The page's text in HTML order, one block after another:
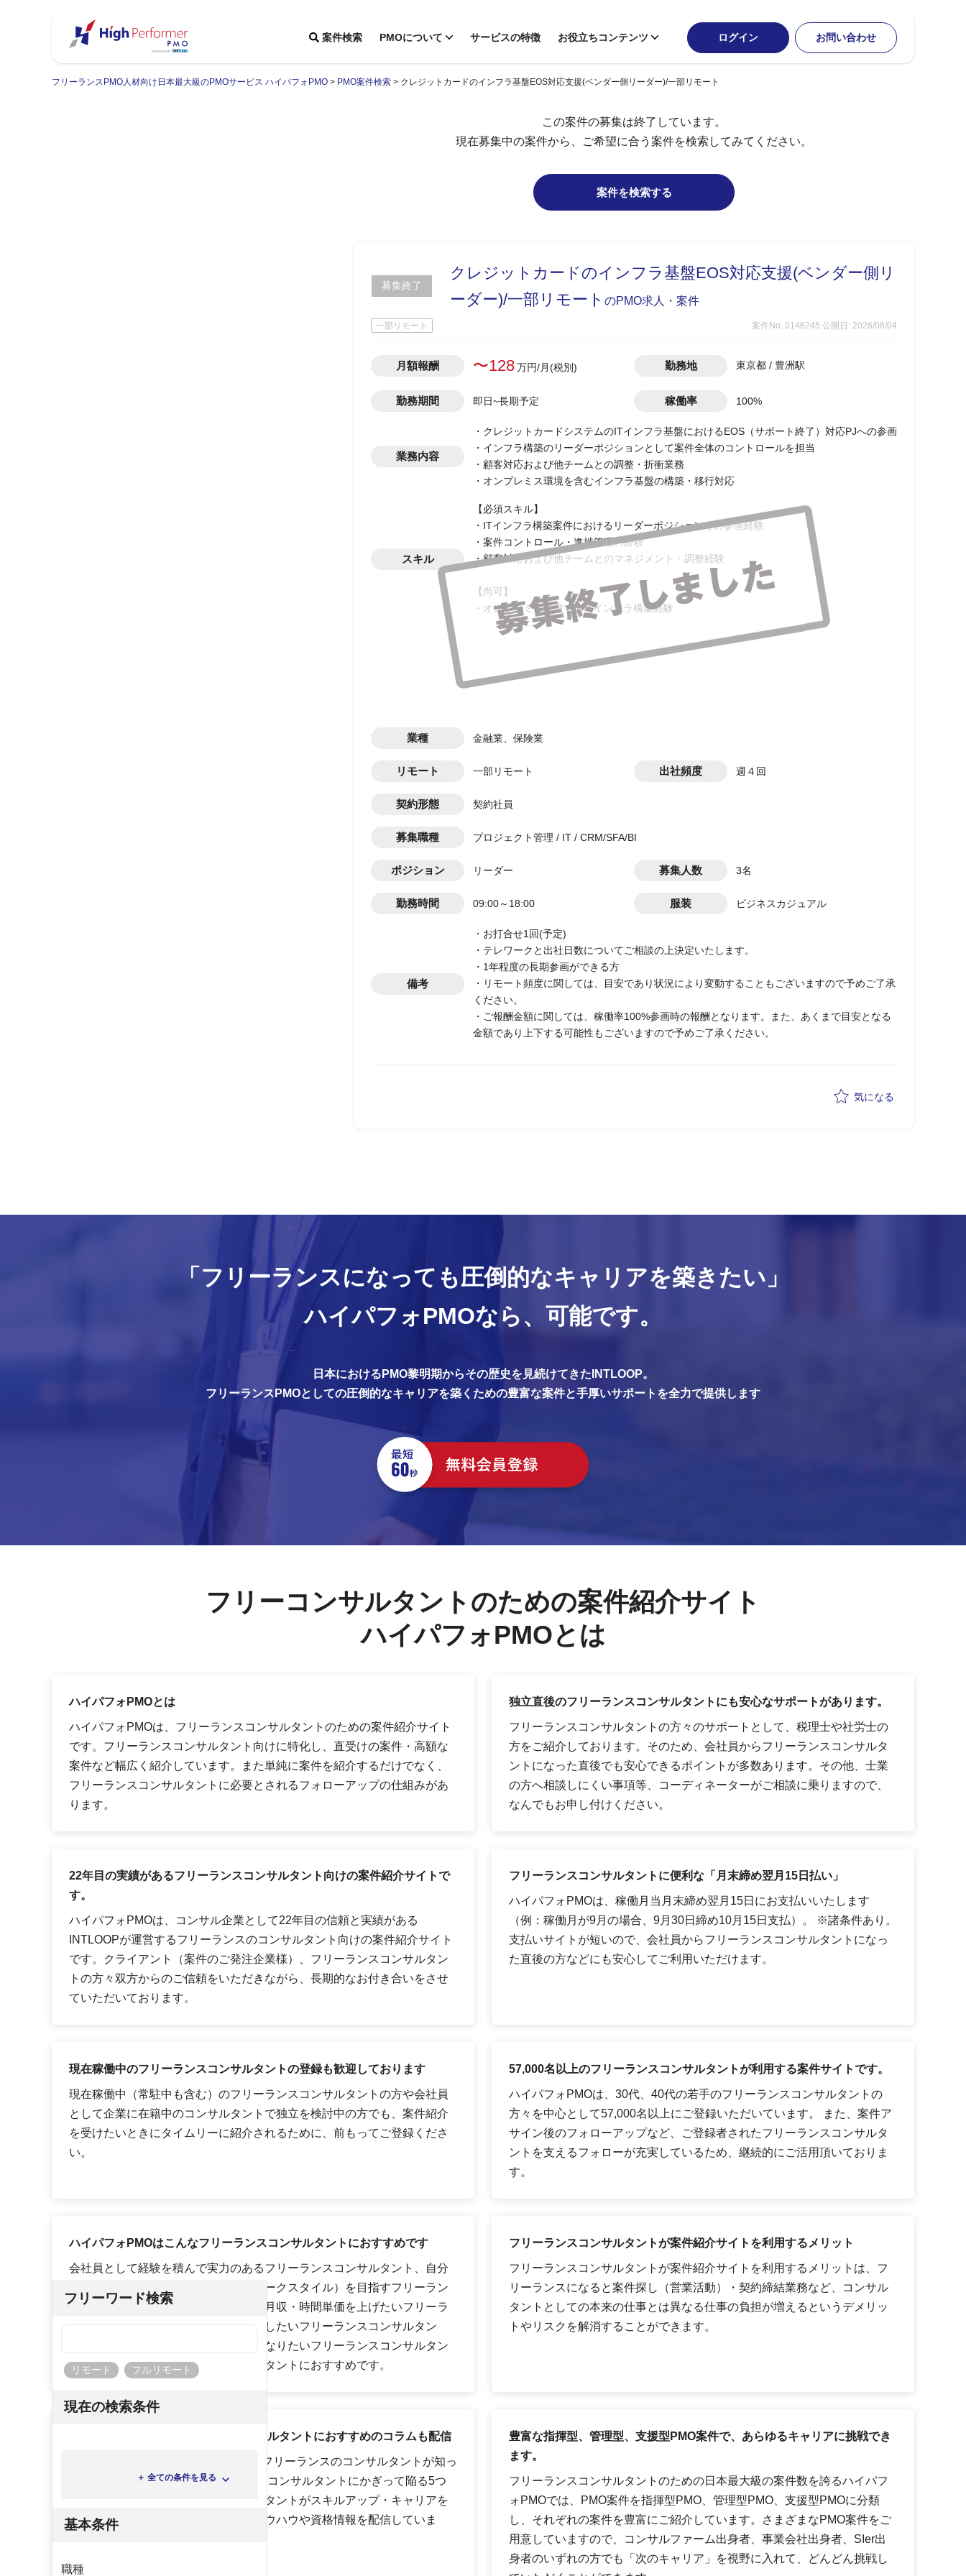
案件検索 PMOについて サービスの特徴 お役立ちコンテンツ ログイン お問い合わせ
フリーランスPMO人材向け日本最大級のPMOサービス ハイパフォPMO > PMO案件検索 > クレジットカードのインフラ基盤EOS対応支援(ベンダー側リーダー)/一部リモート
フリーワード検索
リモート フルリモート
現在の検索条件
＋ 全ての条件を見る
基本条件
職種
この案件の募集は終了しています。
現在募集中の案件から、ご希望に合う案件を検索してみてください。
案件を検索する
募集終了
クレジットカードのインフラ基盤EOS対応支援(ベンダー側リ
ーダー)/一部リモート のPMO求人・案件
一部リモート 案件No. 0146245 公開日: 2026/06/04
月額報酬 〜128万円/月(税別) 勤務地 東京都 / 豊洲駅
勤務期間 即日~長期予定 稼働率 100%
業務内容
・クレジットカードシステムのITインフラ基盤におけるEOS（サポート終了）対応PJへの参画
・インフラ構築のリーダーポジションとして案件全体のコントロールを担当
・顧客対応および他チームとの調整・折衝業務
・オンプレミス環境を含むインフラ基盤の構築・移行対応
スキル
【必須スキル】
・ITインフラ構築案件におけるリーダーポジションでの参画経験
・案件コントロール・進捗管理の経験
・顧客対応および他チームとのマネジメント・調整経験
【尚可】
・オンプレミス環境でのITインフラ構築経験
業種 金融業、保険業
リモート 一部リモート 出社頻度 週４回
契約形態 契約社員
募集職種 プロジェクト管理 / IT / CRM/SFA/BI
ポジション リーダー 募集人数 3名
勤務時間 09:00～18:00 服装 ビジネスカジュアル
備考
・お打合せ1回(予定)
・テレワークと出社日数についてご相談の上決定いたします。
・1年程度の長期参画ができる方
・リモート頻度に関しては、目安であり状況により変動することもございますので予めご了承
ください。
・ご報酬金額に関しては、稼働率100%参画時の報酬となります。また、あくまで目安となる
金額であり上下する可能性もございますので予めご了承ください。
気になる
「フリーランスになっても圧倒的なキャリアを築きたい」
ハイパフォPMOなら、 可能です。
日本におけるPMO黎明期からその歴史を見続けてきたINTLOOP。
フリーランスPMOとしての圧倒的なキャリアを築くための豊富な案件と手厚いサポートを全力で提供します
フリーコンサルタントのための案件紹介サイト
ハイパフォPMOとは
ハイパフォPMOとは
ハイパフォPMOは、フリーランスコンサルタントのための案件紹介サイト
です。フリーランスコンサルタント向けに特化し、直受けの案件・高額な
案件など幅広く紹介しています。また単純に案件を紹介するだけでなく、
フリーランスコンサルタントに必要とされるフォローアップの仕組みがあ
ります。
独立直後のフリーランスコンサルタントにも安心なサポートがあります。
フリーランスコンサルタントの方々のサポートとして、税理士や社労士の
方をご紹介しております。そのため、会社員からフリーランスコンサルタ
ントになった直後でも安心できるポイントが多数あります。その他、士業
の方へ相談しにくい事項等、コーディネーターがご相談に乗りますので、
なんでもお申し付けください。
22年目の実績があるフリーランスコンサルタント向けの案件紹介サイトで
す。
ハイパフォPMOは、コンサル企業として22年目の信頼と実績がある
INTLOOPが運営するフリーランスのコンサルタント向けの案件紹介サイト
です。クライアント（案件のご発注企業様）、フリーランスコンサルタン
トの方々双方からのご信頼をいただきながら、長期的なお付き合いをさせ
ていただいております。
フリーランスコンサルタントに便利な「月末締め翌月15日払い」
ハイパフォPMOは、稼働月当月末締め翌月15日にお支払いいたします
（例：稼働月が9月の場合、9月30日締め10月15日支払）。 ※諸条件あり。
支払いサイトが短いので、会社員からフリーランスコンサルタントになっ
た直後の方などにも安心してご利用いただけます。
現在稼働中のフリーランスコンサルタントの登録も歓迎しております
現在稼働中（常駐中も含む）のフリーランスコンサルタントの方や会社員
として企業に在籍中のコンサルタントで独立を検討中の方でも、案件紹介
を受けたいときにタイムリーに紹介されるために、前もってご登録くださ
い。
57,000名以上のフリーランスコンサルタントが利用する案件サイトです。
ハイパフォPMOは、30代、40代の若手のフリーランスコンサルタントの
方々を中心として57,000名以上にご登録いただいています。 また、案件ア
サイン後のフォローアップなど、ご登録者されたフリーランスコンサルタ
ントを支えるフォローが充実しているため、継続的にご活用頂いておりま
す。
ハイパフォPMOはこんなフリーランスコンサルタントにおすすめです
会社員として経験を積んで実力のあるフリーランスコンサルタント、自分
の時間・自由を大切にした働き方（ワークスタイル）を目指すフリーラン
スコンサルタント、市場価値や年収・月収・時間単価を上げたいフリーラ
ンスコンサルタント、スキルアップをしたいフリーランスコンサルタン
ト、安定して案件に参画できるようになりたいフリーランスコンサルタン
トなど、様々なフリーランスコンサルタントにおすすめです。
フリーランスコンサルタントが案件紹介サイトを利用するメリット
フリーランスコンサルタントが案件紹介サイトを利用するメリットは、フ
リーランスになると案件探し（営業活動）・契約締結業務など、コンサル
タントとしての本来の仕事とは異なる仕事の負担が増えるというデメリッ
トやリスクを解消することができます。
ハイパフォPMOはフリーランスコンサルタントにおすすめのコラムも配信
ハイパフォPMOでは、「PMO特集 〜フリーランスのコンサルタントが知っ
ておくべきPMOの役割〜」や「優秀なコンサルタントにかぎって陥る5つ
のワナ」などのフリーランスコンサルタントがスキルアップ・キャリアを
ステップアップさせるために必要なノウハウや資格情報を配信していま
豊富な指揮型、管理型、支援型PMO案件で、あらゆるキャリアに挑戦でき
ます。
フリーランスコンサルタントのための日本最大級の案件数を誇るハイパフ
ォPMOでは、PMO案件を指揮型PMO、管理型PMO、支援型PMOに分類
し、それぞれの案件を豊富にご紹介しています。さまざまなPMO案件をご
用意していますので、コンサルファーム出身者、事業会社出身者、SIer出
身者のいずれの方でも「次のキャリア」を視野に入れて、どんどん挑戦し